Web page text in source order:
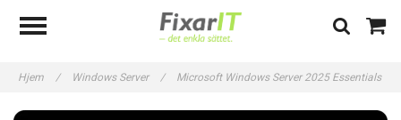
Hjem / Windows Server / Microsoft Windows Server 2025 Essentials